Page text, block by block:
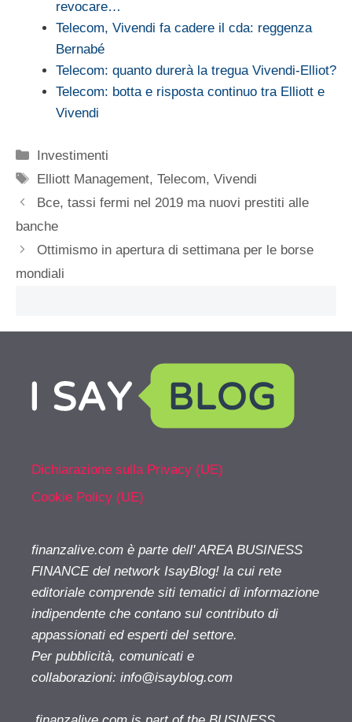
revocare…
Telecom, Vivendi fa cadere il cda: reggenza
Bernabé
Telecom: quanto durerà la tregua Vivendi-Elliot?
Telecom: botta e risposta continuo tra Elliott e
Vivendi
Categorie
Investimenti
Tag
Elliott Management,Telecom,Vivendi
Bce, tassi fermi nel 2019 ma nuovi prestiti alle
banche
Ottimismo in apertura di settimana per le borse
mondiali
Dichiarazione sulla Privacy (UE)
Cookie Policy (UE)
finanzalive.com è parte dell' AREA BUSINESS
FINANCE del network IsayBlog! la cui rete
editoriale comprende siti tematici di informazione
indipendente che contano sul contributo di
appassionati ed esperti del settore.
Per pubblicità, comunicati e
collaborazioni: info@isayblog.com